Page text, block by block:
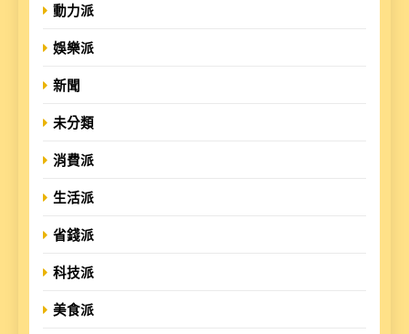
動力派
娛樂派
新聞
未分類
消費派
生活派
省錢派
科技派
美食派